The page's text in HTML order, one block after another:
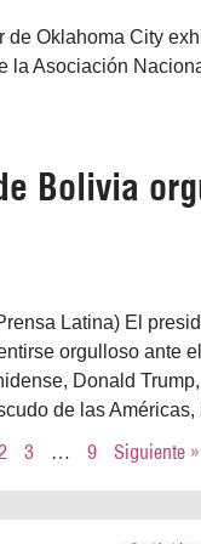
Oklahoma City
la Asociación
Bolivia
Latina) El
orgulloso ante
Donald
de las
3 … 9 Siguiente »